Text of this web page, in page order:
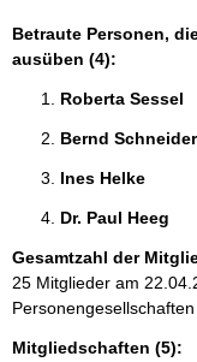
Betraute Personen,
ausüben (4):
Roberta Sessel
Bernd Schneider
Ines Helke
Dr. Paul Heeg
Gesamtzahl der
25 Mitglieder am
Mitgliedschaften (5):